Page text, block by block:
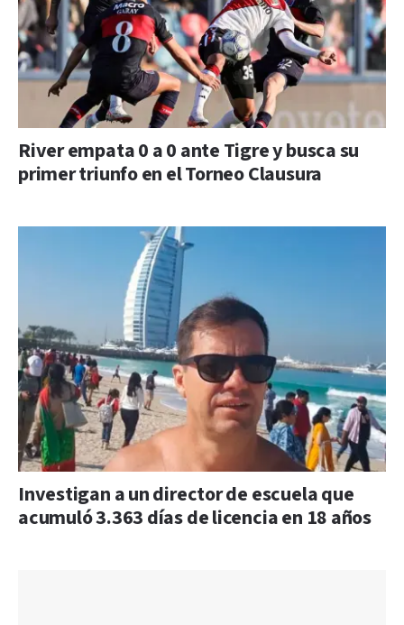
River empata 0 a 0 ante Tigre y busca su
primer triunfo en el Torneo Clausura
Investigan a un director de escuela que
acumuló 3.363 días de licencia en 18 años